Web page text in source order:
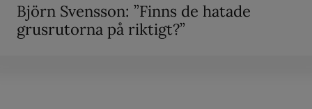
Björn Svensson: ”Finns de hatade
grusrutorna på riktigt?”